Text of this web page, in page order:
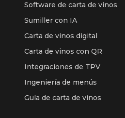
Software de carta de vinos
Sumiller con IA
Carta de vinos digital
Carta de vinos con QR
Integraciones de TPV
Ingeniería de menús
Guía de carta de vinos